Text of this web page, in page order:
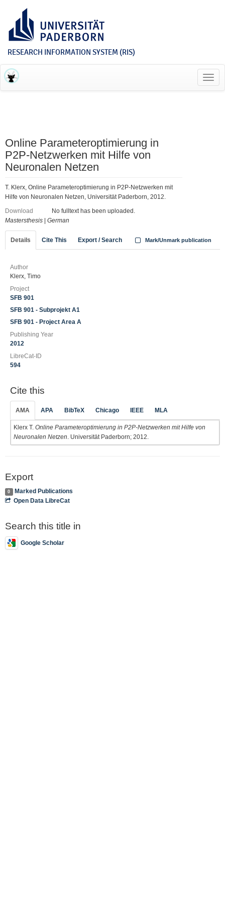
RESEARCH INFORMATION SYSTEM (RIS)
Online Parameteroptimierung in
P2P-Netzwerken mit Hilfe von
Neuronalen Netzen
T. Klerx, Online Parameteroptimierung in P2P-Netzwerken mit
Hilfe von Neuronalen Netzen, Universität Paderborn, 2012.
Download
No fulltext has been uploaded.
Mastersthesis
German
Details Cite This Export / Search Mark/Unmark publication
Author
Klerx, Timo
Project
SFB 901
SFB 901 - Subprojekt A1
SFB 901 - Project Area A
Publishing Year
2012
LibreCat-ID
594
Cite this
AMA APA BibTeX Chicago IEEE MLA
Klerx T. Online Parameteroptimierung in P2P-Netzwerken mit Hilfe von
Neuronalen Netzen . Universität Paderborn; 2012.
Export
0
Marked Publications
Open Data LibreCat
Search this title in
Google Scholar